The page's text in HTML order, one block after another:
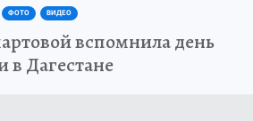
ФОТО ВИДЕО
вспомнила день
в Дагестане